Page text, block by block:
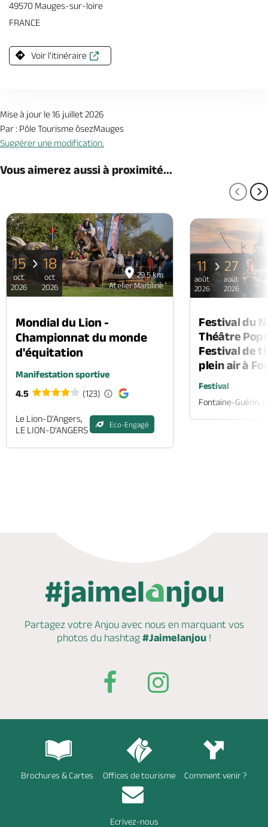
49570 Mauges-sur-loire
FRANCE
Voir l'itinéraire
Mise à jour le 16 juillet 2026
Par : Pôle Tourisme ôsezMauges
Suggérer une modification.
Vous aimerez aussi à proximité...
29.5 km
Atelier Maroline
15
oct
2026
18
oct
2026
Mondial du Lion -
Championnat du monde
d'équitation
Manifestation sportive
4.5
(123)
Le Lion-D'Angers,
LE LION-D'ANGERS
Eco-Engagé
11
août
2026
27
août
2026
Festival du
Théâtre
Festival de
plein air à
Festival
Fontaine-Guérin,
Partagez votre Anjou avec nous en marquantvos
photos du hashtag #Jaimelanjou !
Brochures & Cartes Offices de tourisme Comment venir ?
Ecrivez-nous